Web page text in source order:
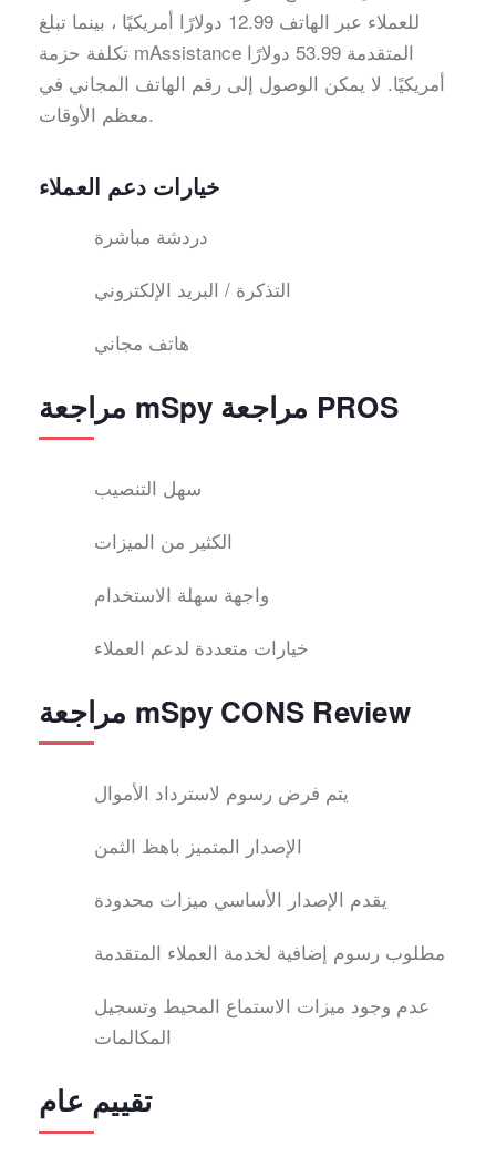
للعملاء عبر الهاتف 12.99 دولارًا أمريكيًا ، بينما تبلغ
تكلفة حزمة mAssistance المتقدمة 53.99 دولارًا
أمريكيًا. لا يمكن الوصول إلى رقم الهاتف المجاني في
معظم الأوقات.
خيارات دعم العملاء
دردشة مباشرة
التذكرة / البريد الإلكتروني
هاتف مجاني
مراجعة mSpy مراجعة PROS
سهل التنصيب
الكثير من الميزات
واجهة سهلة الاستخدام
خيارات متعددة لدعم العملاء
مراجعة mSpy CONS Review
يتم فرض رسوم لاسترداد الأموال
الإصدار المتميز باهظ الثمن
يقدم الإصدار الأساسي ميزات محدودة
مطلوب رسوم إضافية لخدمة العملاء المتقدمة
عدم وجود ميزات الاستماع المحيط وتسجيل
المكالمات
تقييم عام